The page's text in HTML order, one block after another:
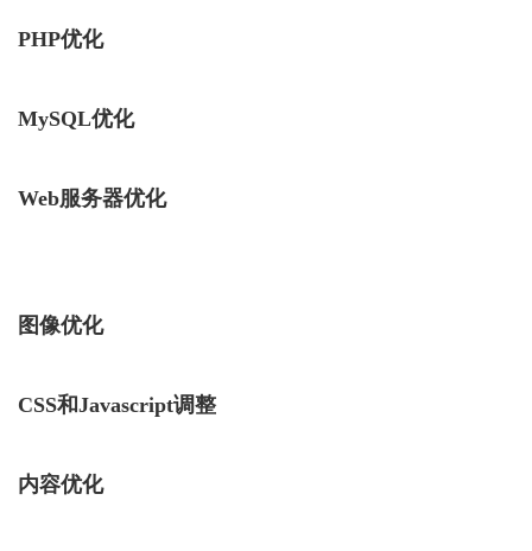
PHP优化
MySQL优化
Web服务器优化
图像优化
CSS和Javascript调整
内容优化